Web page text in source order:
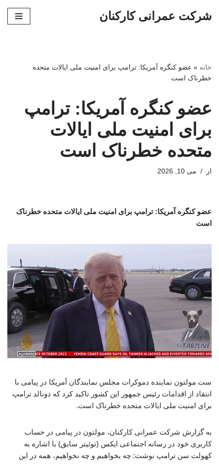
شرکت عمرانی کارکنان
خانه » عضو کنگره آمریکا: ترامپ برای امنیت ملی ایالات متحده
خطرناک است
عضو کنگره آمریکا: ترامپ
برای امنیت ملی ایالات
متحده خطرناک است
از می 10, 2026
عضو کنگره آمریکا: ترامپ برای امنیت ملی ایالات متحده خطرناک
است
ست مولتون نماینده دموکرات مجلس نمایندگان آمریکا در پیامی با
انتقاد از اقدامات رئیس جمهور این کشور تاکید کرد که دونالد ترامپ
برای امنیت ملی ایالات متحده خطرناک است.
به گزارش شرکت عمرانی کارکنان، مولتون در پیامی در حساب
کاربری خود در رسانه اجتماعی ایکس (توئیتر سابق) با اشاره به
کهولت سن ترامپ نوشت: چه بخواهیم و چه نخواهیم، همه در این